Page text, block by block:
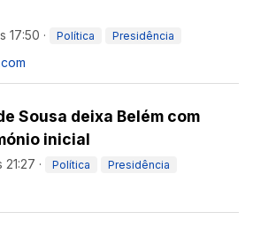
17:50 · Política Presidência
Sousa deixa Belém com
inicial
21:27 · Política Presidência